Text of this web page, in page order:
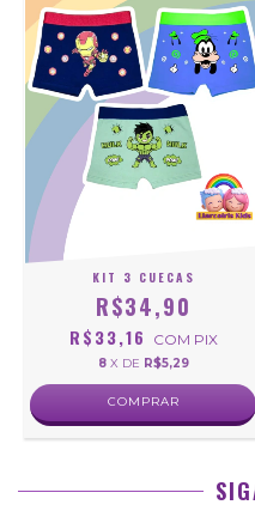
KIT 3 CUECAS
R$34,90
R$33,16 COM PIX
8 X DE R$5,29
COMPRAR